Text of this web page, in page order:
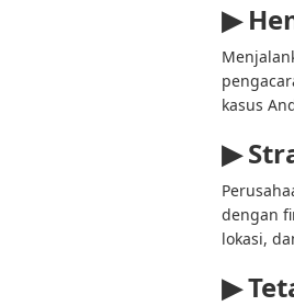
▶
kasus
▶
dengan
lokasi,
▶